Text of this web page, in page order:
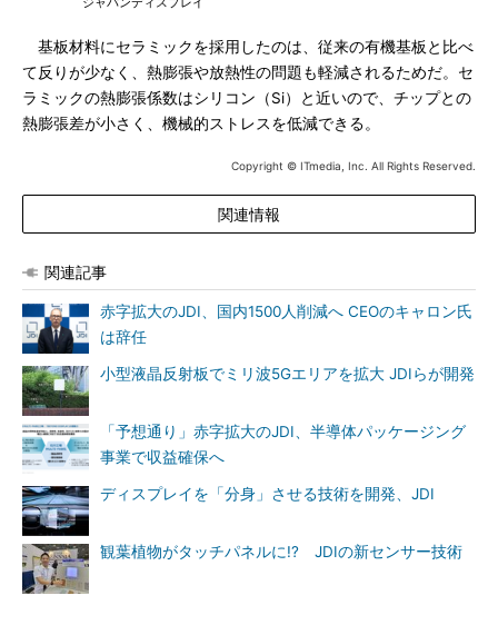
基板材料にセラミックを採用したのは、従来の有機基板と比べ
て反りが少なく、熱膨張や放熱性の問題も軽減されるためだ。セ
ラミックの熱膨張係数はシリコン（Si）と近いので、チップとの
熱膨張差が小さく、機械的ストレスを低減できる。
Copyright © ITmedia, Inc. All Rights Reserved.
関連情報
関連記事
赤字拡大のJDI、国内1500人削減へ CEOのキャロン氏
は辞任
小型液晶反射板でミリ波5Gエリアを拡大 JDIらが開発
「予想通り」赤字拡大のJDI、半導体パッケージング
事業で収益確保へ
ディスプレイを「分身」させる技術を開発、JDI
観葉植物がタッチパネルに!? JDIの新センサー技術